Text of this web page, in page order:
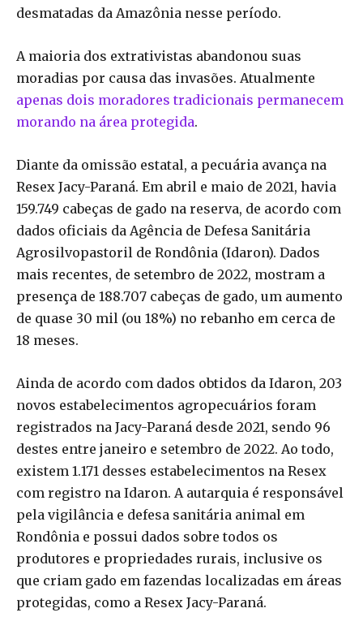
desmatadas da Amazônia nesse período.
A maioria dos extrativistas abandonou suas
moradias por causa das invasões. Atualmente
apenas dois moradores tradicionais permanecem
morando na área protegida.
Diante da omissão estatal, a pecuária avança na
Resex Jacy-Paraná. Em abril e maio de 2021, havia
159.749 cabeças de gado na reserva, de acordo com
dados oficiais da Agência de Defesa Sanitária
Agrosilvopastoril de Rondônia (Idaron). Dados
mais recentes, de setembro de 2022, mostram a
presença de 188.707 cabeças de gado, um aumento
de quase 30 mil (ou 18%) no rebanho em cerca de
18 meses.
Ainda de acordo com dados obtidos da Idaron, 203
novos estabelecimentos agropecuários foram
registrados na Jacy-Paraná desde 2021, sendo 96
destes entre janeiro e setembro de 2022. Ao todo,
existem 1.171 desses estabelecimentos na Resex
com registro na Idaron. A autarquia é responsável
pela vigilância e defesa sanitária animal em
Rondônia e possui dados sobre todos os
produtores e propriedades rurais, inclusive os
que criam gado em fazendas localizadas em áreas
protegidas, como a Resex Jacy-Paraná.